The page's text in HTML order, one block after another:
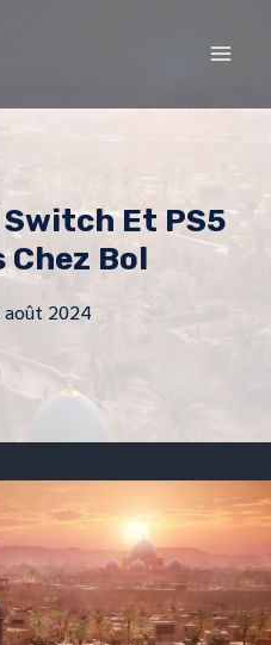
Switch Et PS5
Chez Bol
août 2024